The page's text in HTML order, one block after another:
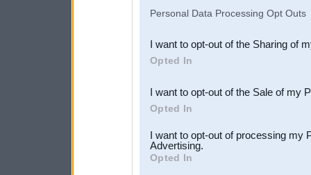
Downstream Participants
third parties.
Personal Data Processing Opt Outs
I want to opt-out of the Sharing of
Opted In
I want to opt-out of the Sale of my
Opted In
I want to opt-out of processing my
Advertising.
Opted In